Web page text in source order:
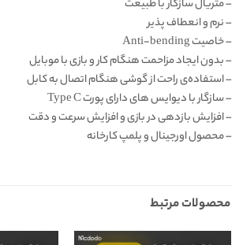
– متریال سازگار با طبیعت
– نرم و انعطاف پذیر
– خاصیت Anti-bending
– بدون ایجاد مزاحمت هنگام کار و بازی با موبایل
– استفاده‌ی راحت از گوشی هنگام اتصال به کابل
– سازگار با دیوایس های دارای پورت Type C
– افزایش بازدهی در بازی و افزایش سرعت و دقت
– محصول اورجینال و پلمپ کارخانه
محصولات مرتبط